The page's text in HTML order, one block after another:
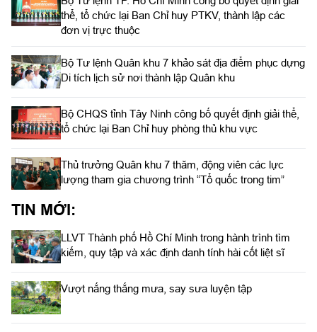
thể, tổ chức lại Ban Chỉ huy PTKV, thành lập các
đơn vị trực thuộc
Bộ Tư lệnh Quân khu 7 khảo sát địa điểm phục dựng
Di tích lịch sử nơi thành lập Quân khu
Bộ CHQS tỉnh Tây Ninh công bố quyết định giải thể,
tổ chức lại Ban Chỉ huy phòng thủ khu vực
Thủ trưởng Quân khu 7 thăm, động viên các lực
lượng tham gia chương trình “Tổ quốc trong tim”
TIN MỚI:
LLVT Thành phố Hồ Chí Minh trong hành trình tìm
kiếm, quy tập và xác định danh tính hài cốt liệt sĩ
Vượt nắng thắng mưa, say sưa luyện tập